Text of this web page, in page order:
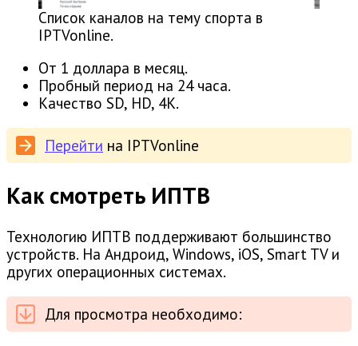
Список каналов на тему спорта в
IPTVonline.
От 1 доллара в месяц.
Пробный период на 24 часа.
Качество SD, HD, 4K.
Перейти на IPTVonline
Как смотреть ИПТВ
Технологию ИПТВ поддерживают большинство
устройств. На Андроид, Windows, iOS, Smart TV и
других операционных системах.
Для просмотра необходимо: